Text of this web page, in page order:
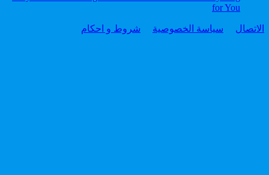
for You
الاتصال سياسة الخصوصية شروط و احكام